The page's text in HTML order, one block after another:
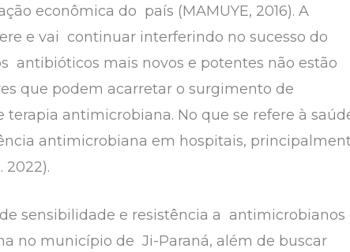
econômica do país (MAMUYE, 2016). A
e vai continuar interferindo no sucesso do
antibióticos mais novos e potentes não estão
que podem acarretar o surgimento de
antimicrobiana. No que se refere à
antimicrobiana em hospitais,
2022).
sensibilidade e resistência a antimicrobianos
no município de Ji-Paraná, além de buscar